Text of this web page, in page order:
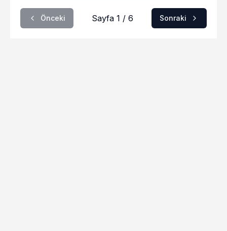
Önceki Sayfa 1 / 6 Sonraki